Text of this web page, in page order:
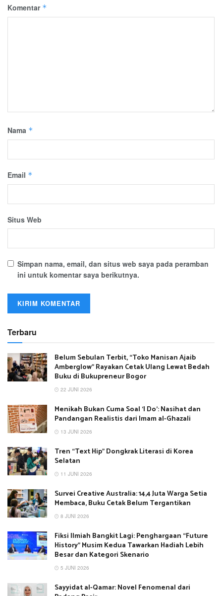
Komentar *
Nama *
Email *
Situs Web
Simpan nama, email, dan situs web saya pada peramban
ini untuk komentar saya berikutnya.
Terbaru
Belum Sebulan Terbit, “Toko Manisan Ajaib
Amberglow” Rayakan Cetak Ulang Lewat Bedah
Buku di Bukupreneur Bogor
22 JUNI 2026
Menikah Bukan Cuma Soal ‘I Do’: Nasihat dan
Pandangan Realistis dari Imam al-Ghazali
13 JUNI 2026
Tren “Text Hip” Dongkrak Literasi di Korea
Selatan
11 JUNI 2026
Survei Creative Australia: 14,4 Juta Warga Setia
Membaca, Buku Cetak Belum Tergantikan
8 JUNI 2026
Fiksi Ilmiah Bangkit Lagi: Penghargaan “Future
History” Musim Kedua Tawarkan Hadiah Lebih
Besar dan Kategori Skenario
5 JUNI 2026
Sayyidat al-Qamar: Novel Fenomenal dari